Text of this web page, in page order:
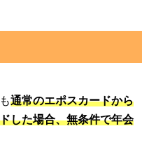
通常のエポスカードから
した場合、無条件で年会